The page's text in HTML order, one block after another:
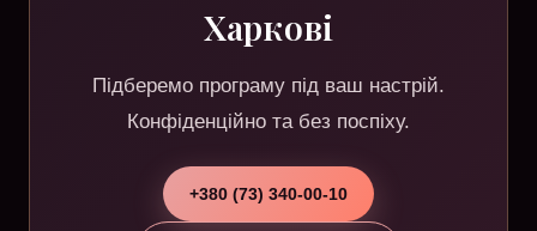
Харкові
Підберемо програму під ваш настрій.
Конфіденційно та без поспіху.
+380 (73) 340-00-10